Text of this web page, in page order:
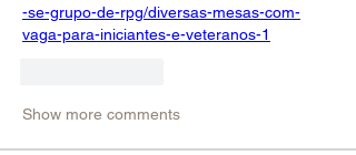
-se-grupo-de-rpg/diversas-mesas-com-
vaga-para-iniciantes-e-veteranos-1
Show more comments